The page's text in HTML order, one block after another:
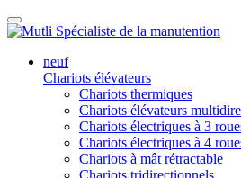
neuf
Chariots élévateurs
Chariots thermiques
Chariots élévateurs
Chariots électriques à 3
Chariots électriques à 4
Chariots à mât rétractable
Chariots tridirectionnels